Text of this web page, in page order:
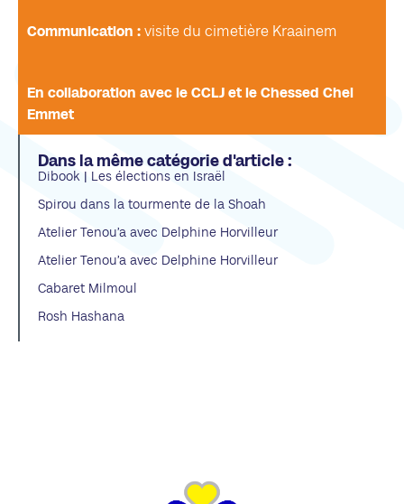
Communication : visite du cimetière Kraainem
En collaboration avec le CCLJ et le Chessed Chel
Emmet
Dans la même catégorie d'article :
Dibook | Les élections en Israël
Spirou dans la tourmente de la Shoah
Atelier Tenou’a avec Delphine Horvilleur
Atelier Tenou’a avec Delphine Horvilleur
Cabaret Milmoul
Rosh Hashana